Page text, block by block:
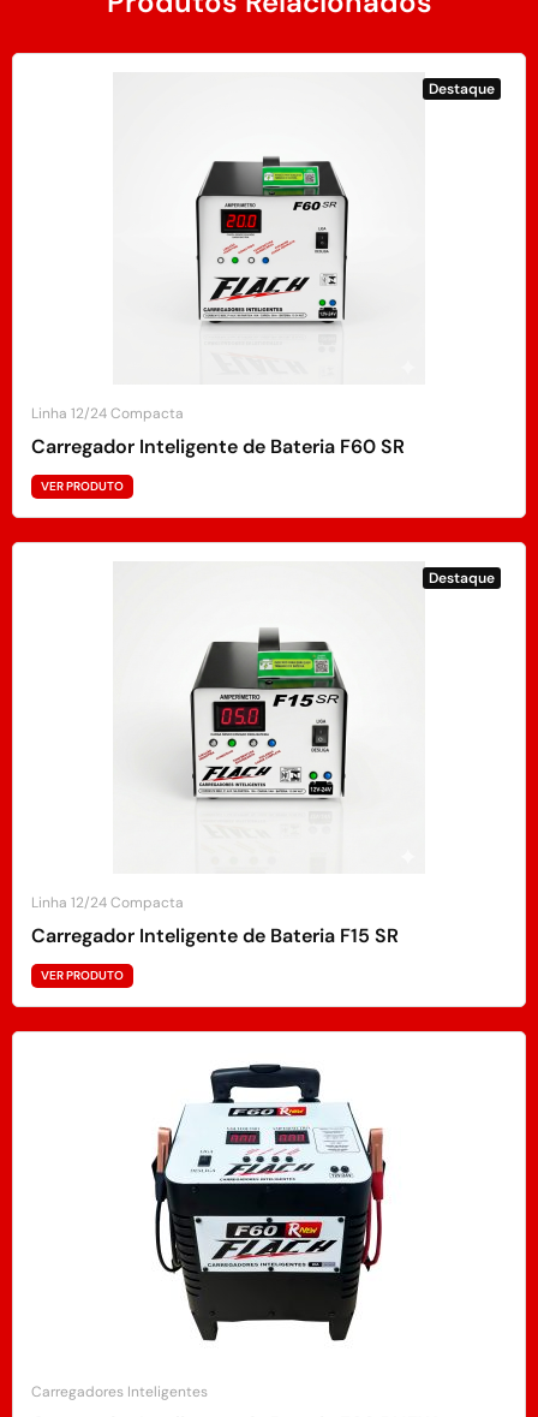
Destaque
Linha 12/24 Compacta
Carregador Inteligente de Bateria F60 SR
VER PRODUTO
Destaque
Linha 12/24 Compacta
Carregador Inteligente de Bateria F15 SR
VER PRODUTO
Carregadores Inteligentes